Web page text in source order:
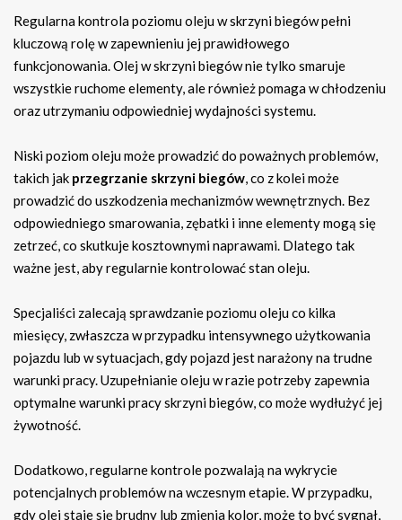
Regularna kontrola poziomu oleju w skrzyni biegów pełni
kluczową rolę w zapewnieniu jej prawidłowego
funkcjonowania. Olej w skrzyni biegów nie tylko smaruje
wszystkie ruchome elementy, ale również pomaga w chłodzeniu
oraz utrzymaniu odpowiedniej wydajności systemu.
Niski poziom oleju może prowadzić do poważnych problemów,
takich jak przegrzanie skrzyni biegów, co z kolei może
prowadzić do uszkodzenia mechanizmów wewnętrznych. Bez
odpowiedniego smarowania, zębatki i inne elementy mogą się
zetrzeć, co skutkuje kosztownymi naprawami. Dlatego tak
ważne jest, aby regularnie kontrolować stan oleju.
Specjaliści zalecają sprawdzanie poziomu oleju co kilka
miesięcy, zwłaszcza w przypadku intensywnego użytkowania
pojazdu lub w sytuacjach, gdy pojazd jest narażony na trudne
warunki pracy. Uzupełnianie oleju w razie potrzeby zapewnia
optymalne warunki pracy skrzyni biegów, co może wydłużyć jej
żywotność.
Dodatkowo, regularne kontrole pozwalają na wykrycie
potencjalnych problemów na wczesnym etapie. W przypadku,
gdy olej staje się brudny lub zmienia kolor, może to być sygnał,